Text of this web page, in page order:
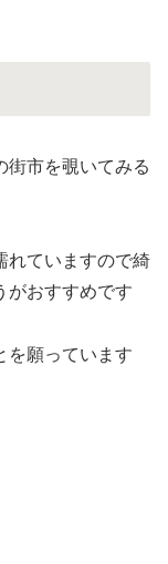
街市を覗いてみる
れていますので綺
がおすすめです
を願っています